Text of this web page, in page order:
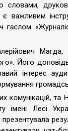
словами,
важливим
гаслом
Його
інтерес
та
імені Лесі